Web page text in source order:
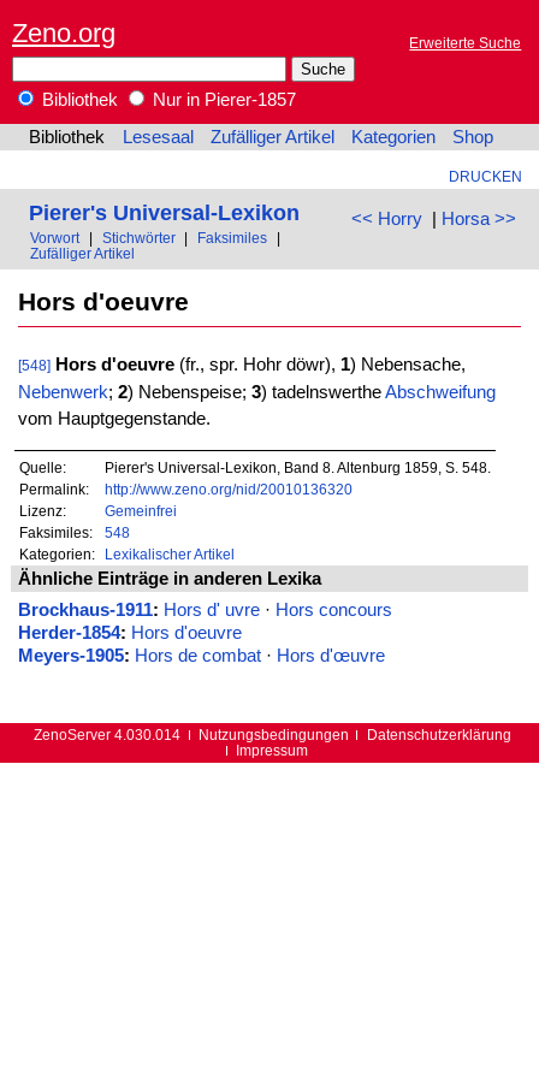
Zeno.org Erweiterte Suche
Bibliothek
Nur in Pierer-1857
Bibliothek
Lesesaal Zufälliger Artikel Kategorien Shop
DRUCKEN
<< Horry| Horsa >>
Pierer's Universal-Lexikon
Vorwort Stichwörter Faksimiles
Zufälliger Artikel
Hors d'oeuvre
[548] Hors d'oeuvre(fr., spr. Hohr döwr), 1) Nebensache,
Nebenwerk; 2) Nebenspeise; 3) tadelnswertheAbschweifung
vom Hauptgegenstande.
Quelle:
Pierer's Universal-Lexikon, Band 8. Altenburg 1859, S. 548.
Permalink:
http://www.zeno.org/nid/20010136320
Lizenz:
Gemeinfrei
Faksimiles:
548
Kategorien:
Lexikalischer Artikel
Ähnliche Einträge in anderen Lexika
Brockhaus-1911: Hors d' uvre· Hors concours
Herder-1854: Hors d'oeuvre
Meyers-1905: Hors de combat· Hors d'œuvre
ZenoServer 4.030.014 Nutzungsbedingungen
Datenschutzerklärung
Impressum